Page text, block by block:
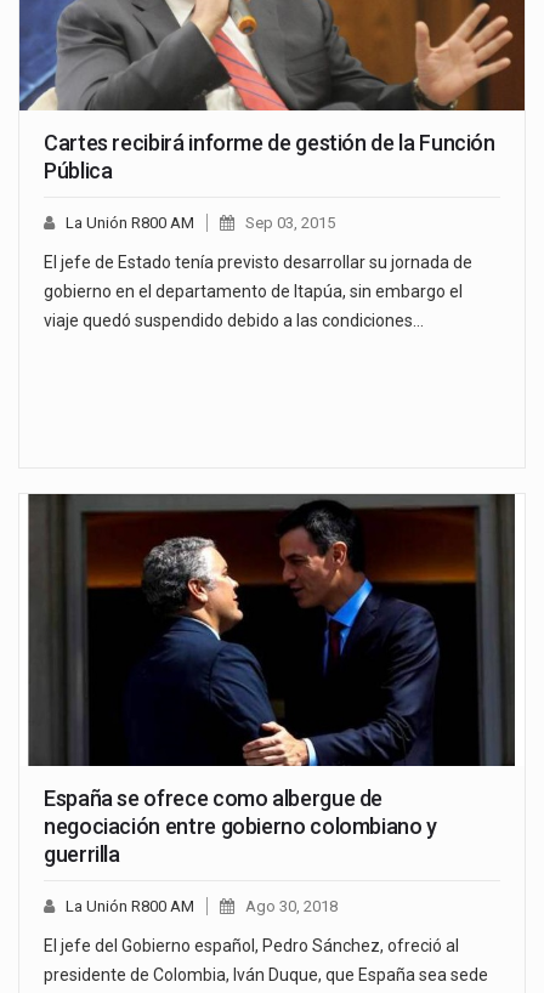
Cartes recibirá informe de gestión de la Función
Pública
La Unión R800 AM Sep 03, 2015
El jefe de Estado tenía previsto desarrollar su jornada de
gobierno en el departamento de Itapúa, sin embargo el
viaje quedó suspendido debido a las condiciones…
España se ofrece como albergue de
negociación entre gobierno colombiano y
guerrilla
La Unión R800 AM Ago 30, 2018
El jefe del Gobierno español, Pedro Sánchez, ofreció al
presidente de Colombia, Iván Duque, que España sea sede